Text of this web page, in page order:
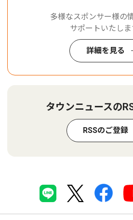
多様なスポンサー様の
サポートいたしま
詳細を見る
タウンニュースの
RSSのご登録